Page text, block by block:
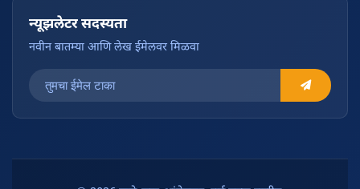
न्यूझलेटर सदस्यता
नवीन बातम्या आणि लेख ईमेलवर मिळवा